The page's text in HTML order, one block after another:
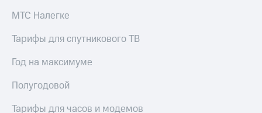
Реквизиты
Контакты
развитие
На главную
МТС Налегке
Тарифы для спутникового ТВ
Год на максимуме
Полугодовой
Тарифы для часов и модемов